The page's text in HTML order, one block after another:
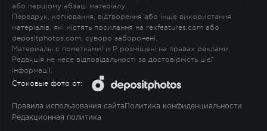
або першому абзаці матеріалу.
Передрук, копіювання, відтворення або інше використання
матеріалів, які містять посилання на rexfeatures.com або
depositphotos.com, суворо заборонені.
Материалы с пометками! и P розміщені на правах реклами.
Редакція не несе відповідальності за достовірність цієї
інформації.
Стоковые фото от:
Правила использования сайта Политика конфиденциальности
Редакционная политика